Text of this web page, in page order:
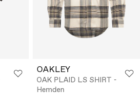
OAKLEY
OAK PLAID LS SHIRT -
Hemden